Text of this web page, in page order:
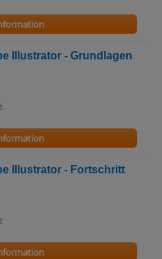
Illustrator - Grundlagen
Illustrator - Fortschritt